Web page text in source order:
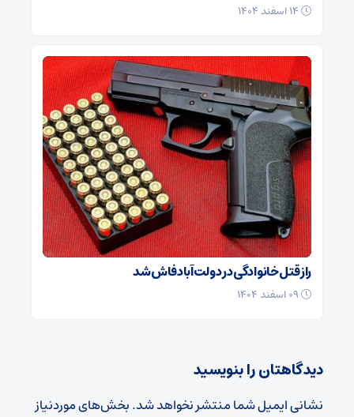
راز قتل خانوادگی در دولت‌آباد فاش شد
دیدگاهتان را بنویسید
نشانی ایمیل شما منتشر نخواهد شد.بخش‌های موردنیاز